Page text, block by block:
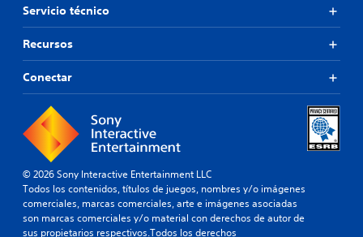
Servicio técnico
Recursos
Conectar
© 2026 Sony Interactive Entertainment LLC
Todos los contenidos, títulos de juegos, nombres y/o imágenes
comerciales, marcas comerciales, arte e imágenes asociadas
son marcas comerciales y/o material con derechos de autor de
sus propietarios respectivos.Todos los derechos